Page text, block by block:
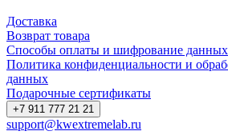
Доставка
Возврат товара
Способы оплаты и шифрование данных
Политика конфиденциальности и
данных
Подарочные сертификаты
+7 911 777 21 21
support@kwextremelab.ru